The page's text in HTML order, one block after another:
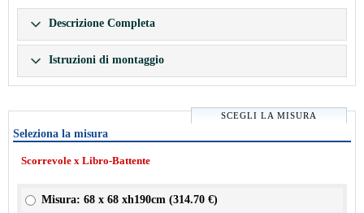
Descrizione Completa
Istruzioni di montaggio
SCEGLI LA MISURA
Seleziona la misura
Scorrevole x Libro-Battente
Misura: 68 x 68 xh190cm (314.70 €)